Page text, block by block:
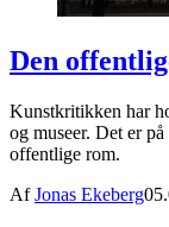
Den
Kunstkritikken har
og museer. Det er
offentlige rom.
AfJonas Ekeberg